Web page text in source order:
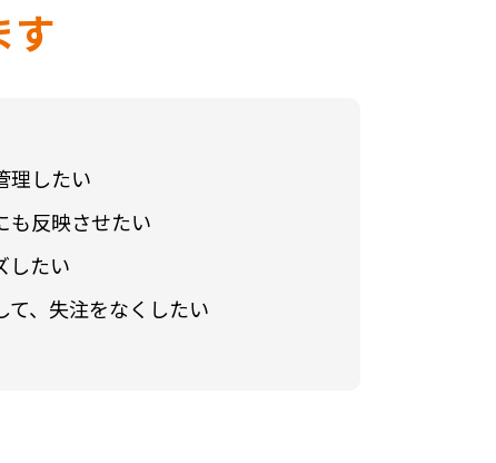
す
理したい
も反映させたい
したい
て、失注をなくしたい